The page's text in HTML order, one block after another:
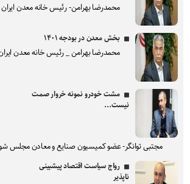
محمدرضا بهرامن- رئیس خانه معدن ایران
بخش معدن در بودجه ۱۴۰۱
محمدرضا بهرامن _ رئیس خانه معدن
مشت خودرو نمونه خروار صمت
نیست...
مجتبی توانگر- عضو کمیسیون صنایع و معادن مجلس
رواج سیاست اقتصاد پیشبینی
ناپذیر